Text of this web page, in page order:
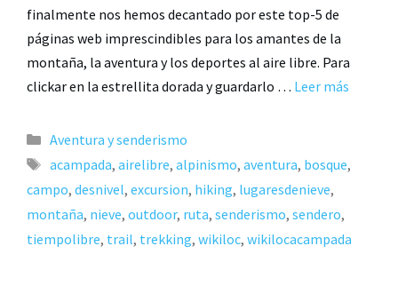
finalmente nos hemos decantado por este top-5 de
páginas web imprescindibles para los amantes de la
montaña, la aventura y los deportes al aire libre. Para
clickar en la estrellita dorada y guardarlo … Leer más
Aventura y senderismo
acampada, airelibre, alpinismo, aventura, bosque,
campo, desnivel, excursion, hiking, lugaresdenieve,
montaña, nieve, outdoor, ruta, senderismo, sendero,
tiempolibre, trail, trekking, wikiloc, wikilocacampada